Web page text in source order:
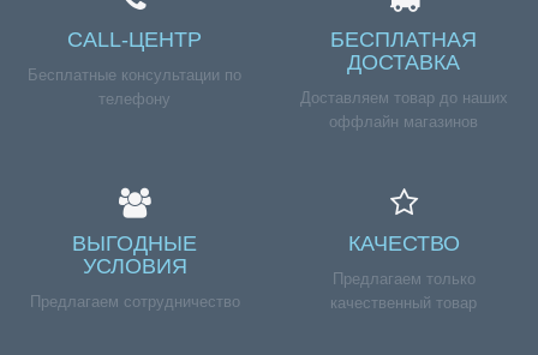
CALL-ЦЕНТР
Бесплатные консультации по
телефону
БЕСПЛАТНАЯ
ДОСТАВКА
Доставляем товар до наших
оффлайн магазинов
ВЫГОДНЫЕ
УСЛОВИЯ
Предлагаем сотрудничество
КАЧЕСТВО
Предлагаем только
качественный товар